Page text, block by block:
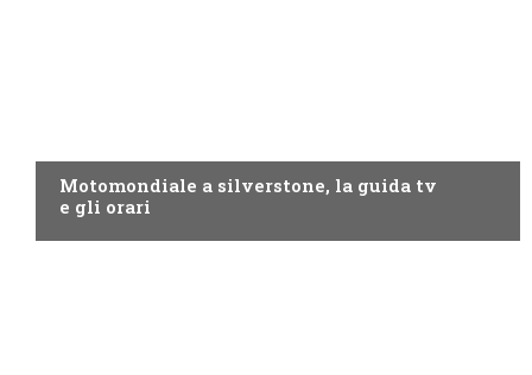
Motomondiale a silverstone, la guida tv
e gli orari